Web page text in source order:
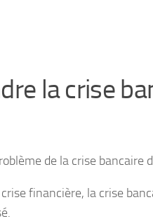
la crise
de la crise bancaire
financière, la crise